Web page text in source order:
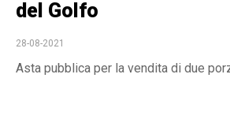
del Golfo
28-08-2021
Asta pubblica per la vendita di due